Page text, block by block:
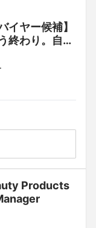
イヤー候補】
終わり。自ら
新規事業の勝
任者候補
Products